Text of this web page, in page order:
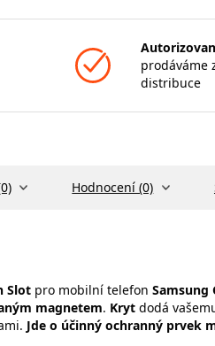
prodáváme
distribuce
Hodnocení (0)
Slot pro mobilní telefon Samsung
magnetem. Kryt dodá
Jde o účinný ochranný prvek